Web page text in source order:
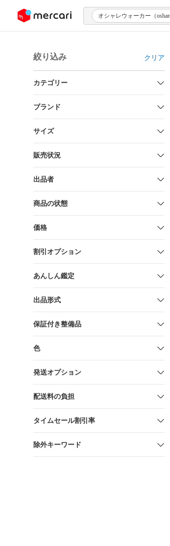
ツにスキップ オシャレウォーカー（
絞り込み クリア
カテゴリー
ブランド
サイズ
販売状況
出品者
商品の状態
価格
割引オプション
あんしん鑑定
出品形式
保証付き整備品
色
発送オプション
配送料の負担
タイムセール割引率
除外キーワード